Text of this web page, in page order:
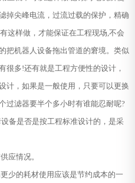
掉尖峰电流，过流过载的保护，精确
这样做，才能保证在工程现场,不会
把机器人设备拖出管道的窘境。类似
很多!还有就是工程方便性的设计，
计，如果是一般使用，只要可以更换
过滤器要半个多小时有谁能忍耐呢?
备是否是按工程标准设计的，是采
应情况。
少的耗材使用应该是节约成本的一